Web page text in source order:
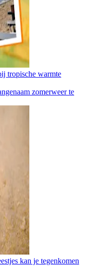
tropische warmte
zomerweer te
kan je tegenkomen